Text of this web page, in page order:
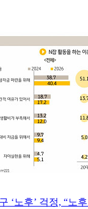
‘노후’ 걱정, “노